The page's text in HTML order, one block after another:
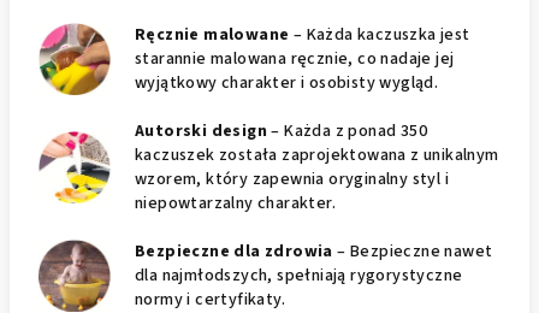
Ręcznie malowane – Każda kaczuszka jest
starannie malowana ręcznie, co nadaje jej
wyjątkowy charakter i osobisty wygląd.
Autorski design – Każda z ponad 350
kaczuszek została zaprojektowana z unikalnym
wzorem, który zapewnia oryginalny styl i
niepowtarzalny charakter.
Bezpieczne dla zdrowia – Bezpieczne nawet
dla najmłodszych, spełniają rygorystyczne
normy i certyfikaty.